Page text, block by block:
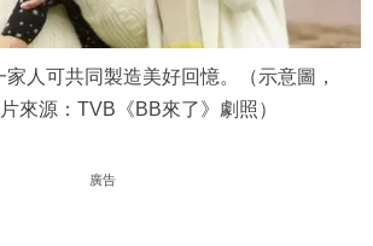
人可共同製造美好回憶。（示意圖，
來源：TVB《BB來了》劇照）
廣告